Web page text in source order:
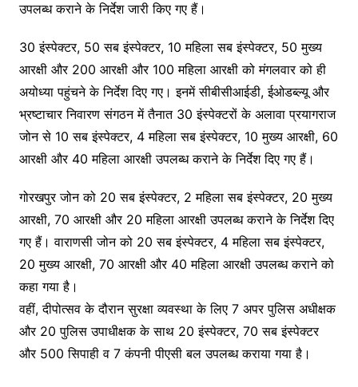
उपलब्ध कराने के निर्देश जारी किए गए हैं।
30 इंस्पेक्टर, 50 सब इंस्पेक्टर, 10 महिला सब इंस्पेक्टर, 50 मुख्य
आरक्षी और 200 आरक्षी और 100 महिला आरक्षी को मंगलवार को ही
अयोध्या पहुंचने के निर्देश दिए गए। इनमें सीबीसीआईडी, ईओडब्ल्यू और
भ्रष्टाचार निवारण संगठन में तैनात 30 इंस्पेक्टरों के अलावा प्रयागराज
जोन से 10 सब इंस्पेक्टर, 4 महिला सब इंस्पेक्टर, 10 मुख्य आरक्षी, 60
आरक्षी और 40 महिला आरक्षी उपलब्ध कराने के निर्देश दिए गए हैं।
गोरखपुर जोन को 20 सब इंस्पेक्टर, 2 महिला सब इंस्पेक्टर, 20 मुख्य
आरक्षी, 70 आरक्षी और 20 महिला आरक्षी उपलब्ध कराने के निर्देश दिए
गए हैं। वाराणसी जोन को 20 सब इंस्पेक्टर, 4 महिला सब इंस्पेक्टर,
20 मुख्य आरक्षी, 70 आरक्षी और 40 महिला आरक्षी उपलब्ध कराने को
कहा गया है।
वहीं, दीपोत्सव के दौरान सुरक्षा व्यवस्था के लिए 7 अपर पुलिस अधीक्षक
और 20 पुलिस उपाधीक्षक के साथ 20 इंस्पेक्टर, 70 सब इंस्पेक्टर
और 500 सिपाही व 7 कंपनी पीएसी बल उपलब्ध कराया गया है।